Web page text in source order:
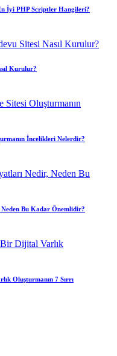
İyi PHP Scriptler Hangileri?
Kurulur?
İncelikleri Nelerdir?
Bu Kadar Önemlidir?
Oluşturmanın 7 Sırrı